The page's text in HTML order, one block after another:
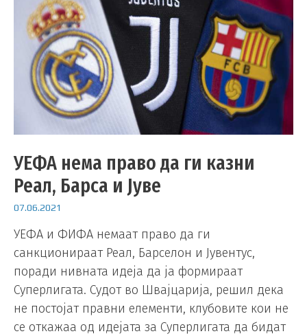
УЕФА нема право да ги казни
Реал, Барса и Јуве
07.06.2021
УЕФА и ФИФА немаат право да ги
санкционираат Реал, Барселон и Јувентус,
поради нивната идеја да ја формираат
Суперлигата. Судот во Швајцарија, решил дека
не постојат правни елементи, клубовите кои не
се откажаа од идејата за Суперлигата да бидат